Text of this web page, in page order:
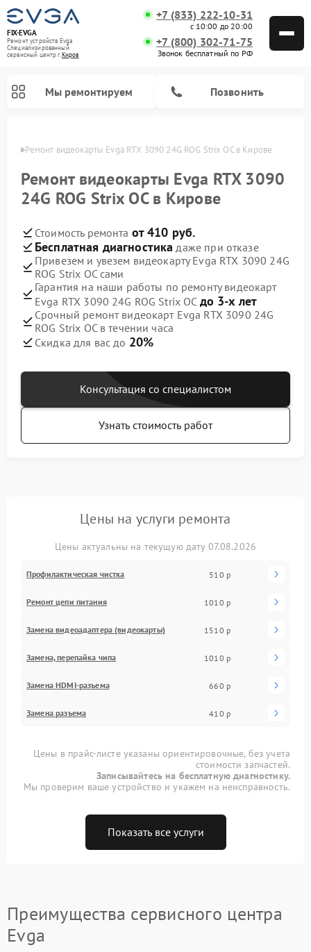
FIX-EVGA
Ремонт устройств Evga
Специализированный
cервисный центр г.Киров
+7 (833) 222-10-31
с 10:00 до 20:00
+7 (800) 302-71-75
Звонок бесплатный по РФ
Мы ремонтируем Позвонить
Ремонт видеокарты Evga RTX 3090 24G ROG Strix OC в Кирове
Ремонт видеокарты Evga RTX 3090
24G ROG Strix OC в Кирове
Стоимость ремонта от 410 руб.
Бесплатная диагностика даже при отказе
Привезем и увезем видеокарту Evga RTX 3090 24G
ROG Strix OC сами
Гарантия на наши работы по ремонту видеокарт
Evga RTX 3090 24G ROG Strix OC до 3-х лет
Срочный ремонт видеокарт Evga RTX 3090 24G
ROG Strix OC в течении часа
Скидка для вас до 20%
Консультация со специалистом
Узнать стоимость работ
Цены на услуги ремонта
Цены актуальны на текущую дату 07.08.2026
Профилактическая чистка 510 р
Ремонт цепи питания 1010 р
Замена видеоадаптера (видеокарты) 1510 р
Замена, перепайка чипа 1010 р
Замена HDMI-разъема 660 р
Замена разъема 410 р
Цены в прайс-листе указаны ориентировочные, без учета
стоимости запчастей.
Записывайтесь на бесплатную диагностику.
Мы проверим ваше устройство и укажем на неисправность.
Показать все услуги
Преимущества сервисного центра
Evga